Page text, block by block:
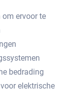
om ervoor te
bedrading
elektrische